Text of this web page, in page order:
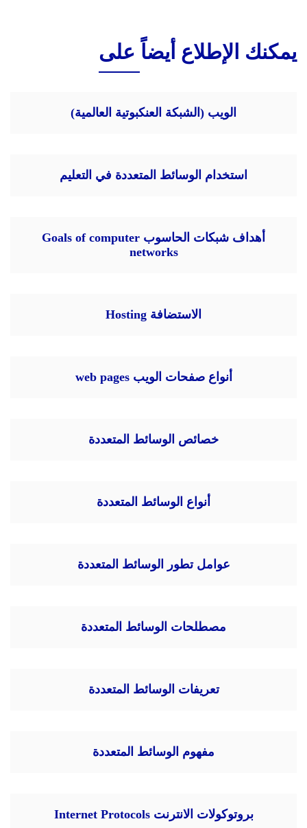
يمكنك الإطلاع أيضاً على
الويب (الشبكة العنكبوتية العالمية)
استخدام الوسائط المتعددة في التعليم
أهداف شبكات الحاسوب Goals of computer
networks
الاستضافة Hosting
أنواع صفحات الويب web pages
خصائص الوسائط المتعددة
أنواع الوسائط المتعددة
عوامل تطور الوسائط المتعددة
مصطلحات الوسائط المتعددة
تعريفات الوسائط المتعددة
مفهوم الوسائط المتعددة
بروتوكولات الانترنت Internet Protocols